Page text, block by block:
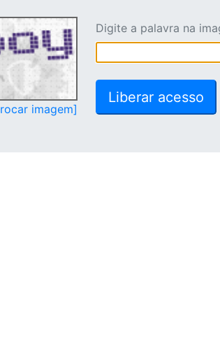
imagem]
Digite a palavra na